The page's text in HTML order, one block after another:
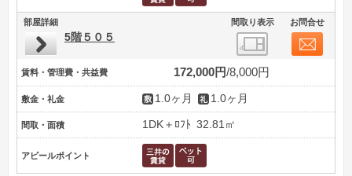
部屋詳細 間取り表示 お問合せ
5階５０５
賃料・管理費・共益費 172,000円 8,000円
敷金・礼金 1.0ヶ月 1.0ヶ月
間取・面積 1DK＋ﾛﾌﾄ 32.81㎡
アピールポイント